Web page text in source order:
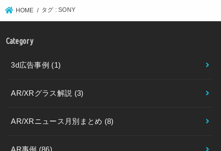
HOME タグ : SONY
Category
3d広告事例 (1)
AR/XRグラス解説 (3)
AR/XRニュース月別まとめ (8)
AR事例 (86)